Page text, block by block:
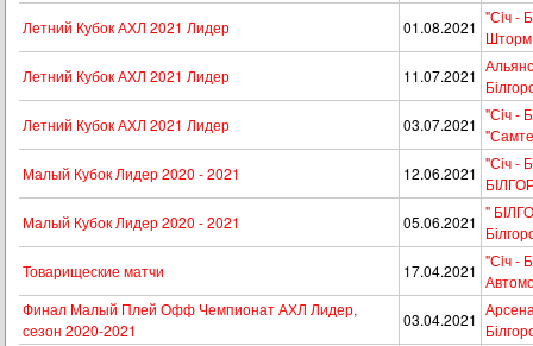
Летний Кубок АХЛ 2021 Лидер
01.08.2021
"Сiч -
Шторм
Летний Кубок АХЛ 2021 Лидер
11.07.2021
Летний Кубок АХЛ 2021 Лидер
03.07.2021
"Сiч -
Малый Кубок Лидер 2020 - 2021
12.06.2021
"Сiч -
Малый Кубок Лидер 2020 - 2021
05.06.2021
"
Товарищеские матчи
17.04.2021
"Сiч -
Финал Малый Плей Офф Чемпионат АХЛ Лидер,
сезон 2020-2021
03.04.2021